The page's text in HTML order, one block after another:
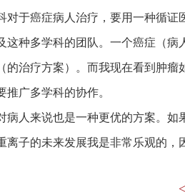
对于癌症病人治疗，要用一种循证
这种多学科的团队。一个癌症（
的治疗方案）。而我现在看到肿
广多学科的协作。
病人来说也是一种更优的方案。
离子的未来发展我是非常乐观的